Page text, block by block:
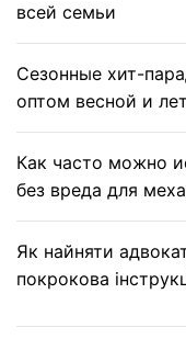
всей семьи
Сезонные хит-
оптом весной и
Как часто можно
без вреда для
Як найняти
покрокова